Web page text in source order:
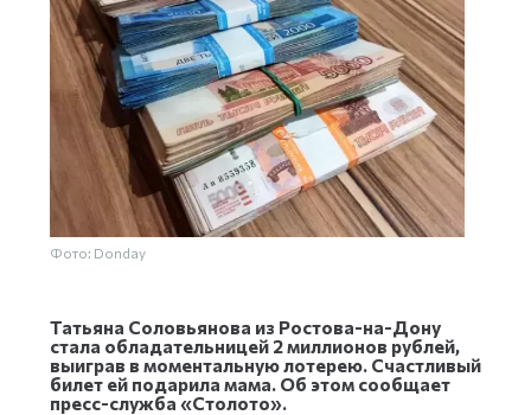
Фото: Donday
Татьяна Соловьянова из Ростова-на-Дону
стала обладательницей 2 миллионов рублей,
выиграв в моментальную лотерею. Счастливый
билет ей подарила мама. Об этом сообщает
пресс-служба «Столото».